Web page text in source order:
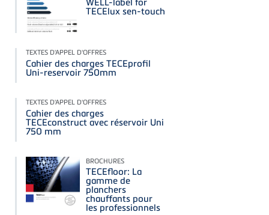
TECElux sen-touch
TEXTES D'APPEL D'OFFRES
Cahier des charges TECEprofil
Uni-reservoir 750mm
TEXTES D'APPEL D'OFFRES
Cahier des charges
TECEconstruct avec réservoir Uni
750 mm
BROCHURES
TECEfloor: La
gamme de
planchers
chauffants pour
les professionnels